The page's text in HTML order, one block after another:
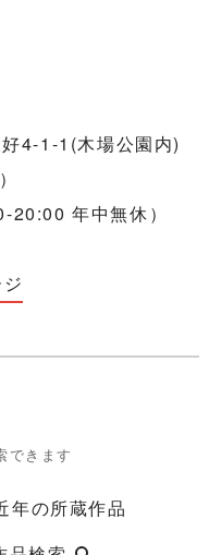
4-1-1(木場公園内)
20:00 年中無休）
できます
年の所蔵作品